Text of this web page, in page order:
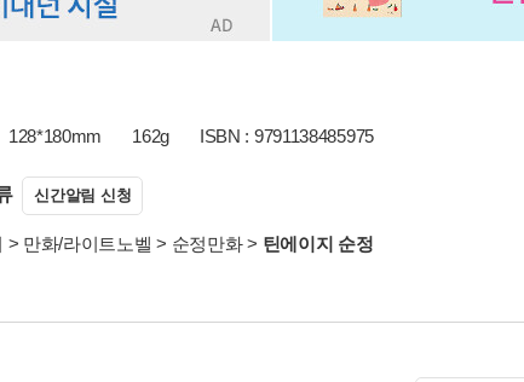
128*180mm 162g ISBN : 9791138485975
신간알림 신청
> 만화/라이트노벨 > 순정만화> 틴에이지 순정